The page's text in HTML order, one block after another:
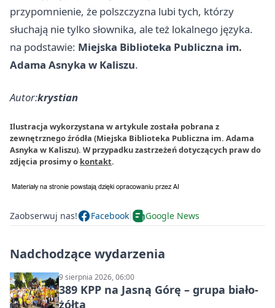
przypomnienie, że polszczyzna lubi tych, którzy
słuchają nie tylko słownika, ale też lokalnego języka.
na podstawie: Miejska Biblioteka Publiczna im.
Adama Asnyka w Kaliszu.
Autor:krystian
Ilustracja wykorzystana w artykule została pobrana z
zewnętrznego źródła (Miejska Biblioteka Publiczna im. Adama
Asnyka w Kaliszu). W przypadku zastrzeżeń dotyczących praw do
zdjęcia prosimy o kontakt.
Zaobserwuj nas! Facebook Google News
Nadchodzące wydarzenia
9 sierpnia 2026, 06:00
389 KPP na Jasną Górę – grupa biało-
żółta